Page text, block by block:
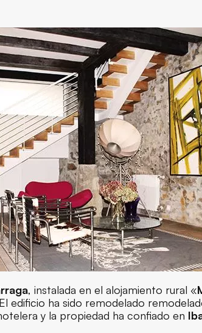
, instalada en el alojamiento rural «
edificio ha sido remodelado
y la propiedad ha confiado en